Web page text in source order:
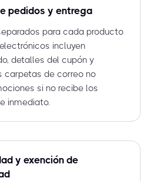
pedidos y entrega
para cada producto
incluyen
detalles del cupón y
carpetas de correo no
si no recibe los
inmediato.
y exención de